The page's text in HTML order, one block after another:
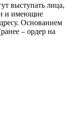
выступать лица,
и имеющие
Основанием
– ордер на